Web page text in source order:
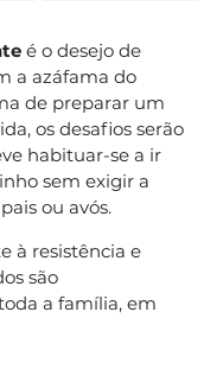
é o desejo de
a azáfama do
de preparar um
os desafios serão
habituar-se a ir
sem exigir a
ou avós.
à resistência e
são
a família, em